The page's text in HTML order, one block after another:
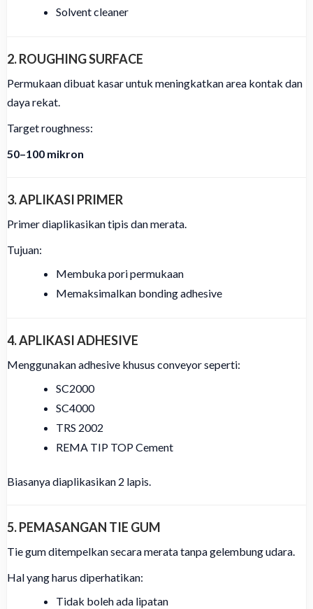
Solvent cleaner
2. ROUGHING SURFACE
Permukaan dibuat kasar untuk meningkatkan area kontak dan
daya rekat.
Target roughness:
50–100 mikron
3. APLIKASI PRIMER
Primer diaplikasikan tipis dan merata.
Tujuan:
Membuka pori permukaan
Memaksimalkan bonding adhesive
4. APLIKASI ADHESIVE
Menggunakan adhesive khusus conveyor seperti:
SC2000
SC4000
TRS 2002
REMA TIP TOP Cement
Biasanya diaplikasikan 2 lapis.
5. PEMASANGAN TIE GUM
Tie gum ditempelkan secara merata tanpa gelembung udara.
Hal yang harus diperhatikan:
Tidak boleh ada lipatan